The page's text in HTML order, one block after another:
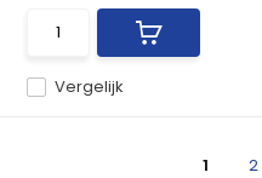
Vergelijk
1 2